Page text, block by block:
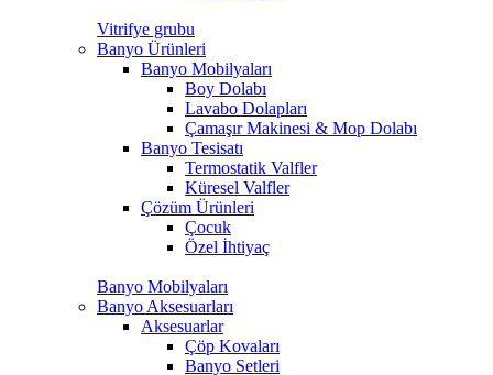
Vitrifye grubu
Banyo Ürünleri
Banyo Mobilyaları
Boy Dolabı
Lavabo Dolapları
Çamaşır Makinesi & Mop Dolabı
Banyo Tesisatı
Termostatik Valfler
Küresel Valfler
Çözüm Ürünleri
Çocuk
Özel İhtiyaç
Banyo Mobilyaları
Banyo Aksesuarları
Aksesuarlar
Çöp Kovaları
Banyo Setleri